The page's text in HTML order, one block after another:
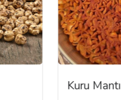
Kuru Mantı